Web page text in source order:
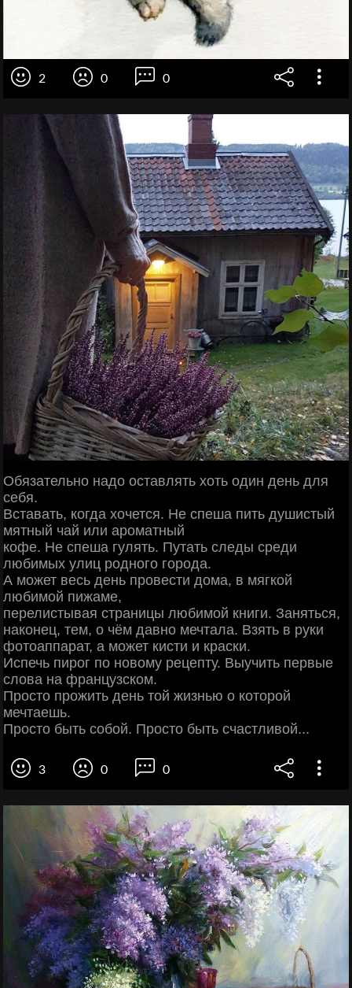
2 0 0
Обязательно надо оставлять хоть один день для
себя.
Вставать, когда хочется. Не спеша пить душистый
мятный чай или ароматный
кофе. Не спеша гулять. Путать следы среди
любимых улиц родного города.
А может весь день провести дома, в мягкой
любимой пижаме,
перелистывая страницы любимой книги. Заняться,
наконец, тем, о чём давно мечтала. Взять в руки
фотоаппарат, а может кисти и краски.
Испечь пирог по новому рецепту. Выучить первые
слова на французском.
Просто прожить день той жизнью о которой
мечтаешь.
Просто быть собой. Просто быть счастливой...
3 0 0